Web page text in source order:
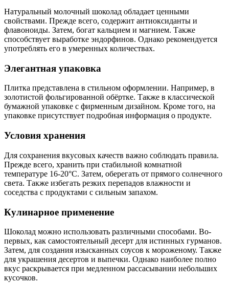
Натуральный молочный шоколад обладает ценными
свойствами. Прежде всего, содержит антиоксиданты и
флавоноиды. Затем, богат кальцием и магнием. Также
способствует выработке эндорфинов. Однако рекомендуется
употреблять его в умеренных количествах.
Элегантная упаковка
Плитка представлена в стильном оформлении. Например, в
золотистой фольгированной обёртке. Также в классической
бумажной упаковке с фирменным дизайном. Кроме того, на
упаковке присутствует подробная информация о продукте.
Условия хранения
Для сохранения вкусовых качеств важно соблюдать правила.
Прежде всего, хранить при стабильной комнатной
температуре 16-20°C. Затем, оберегать от прямого солнечного
света. Также избегать резких перепадов влажности и
соседства с продуктами с сильным запахом.
Кулинарное применение
Шоколад можно использовать различными способами. Во-
первых, как самостоятельный десерт для истинных гурманов.
Затем, для создания изысканных соусов к мороженому. Также
для украшения десертов и выпечки. Однако наиболее полно
вкус раскрывается при медленном рассасывании небольших
кусочков.